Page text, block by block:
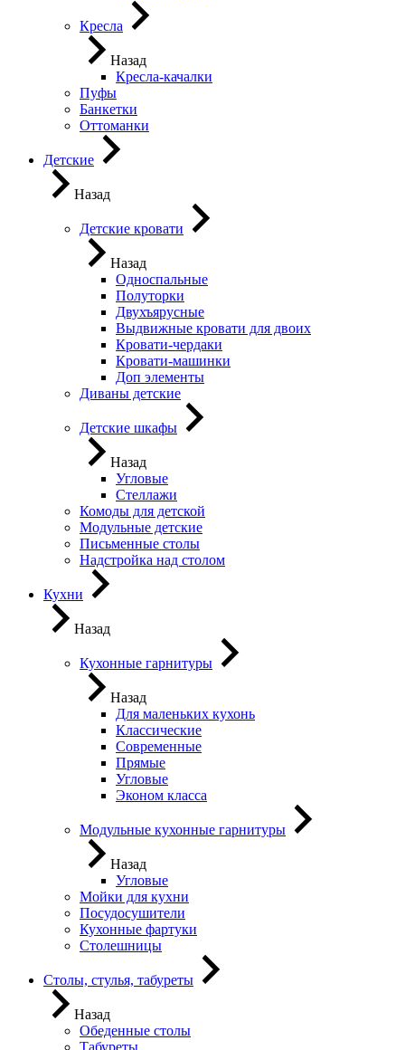
Кресла
Назад
Кресла-качалки
Пуфы
Банкетки
Оттоманки
Детские
Назад
Детские кровати
Назад
Односпальные
Полуторки
Двухъярусные
Выдвижные кровати для двоих
Кровати-чердаки
Кровати-машинки
Доп элементы
Диваны детские
Детские шкафы
Назад
Угловые
Стеллажи
Комоды для детской
Модульные детские
Письменные столы
Надстройка над столом
Кухни
Назад
Кухонные гарнитуры
Назад
Для маленьких кухонь
Классические
Современные
Прямые
Угловые
Эконом класса
Модульные кухонные гарнитуры
Назад
Угловые
Мойки для кухни
Посудосушители
Кухонные фартуки
Столешницы
Столы, стулья, табуреты
Назад
Обеденные столы
Табуреты